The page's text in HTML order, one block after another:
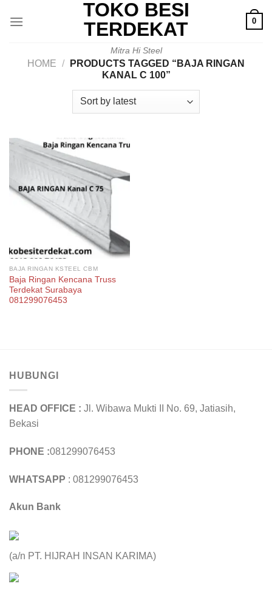
TOKO BESI
TERDEKAT
Mitra Hi Steel
0
HOME /
PRODUCTS TAGGED “BAJA RINGAN
KANAL C 100”
BAJA RINGAN KSTEEL CBM
Baja Ringan Kencana Truss
Terdekat Surabaya
081299076453
HUBUNGI
HEAD OFFICE : Jl. Wibawa Mukti II No. 69, Jatiasih,
Bekasi
PHONE :081299076453
WHATSAPP : 081299076453
Akun Bank
(a/n PT. HIJRAH INSAN KARIMA)